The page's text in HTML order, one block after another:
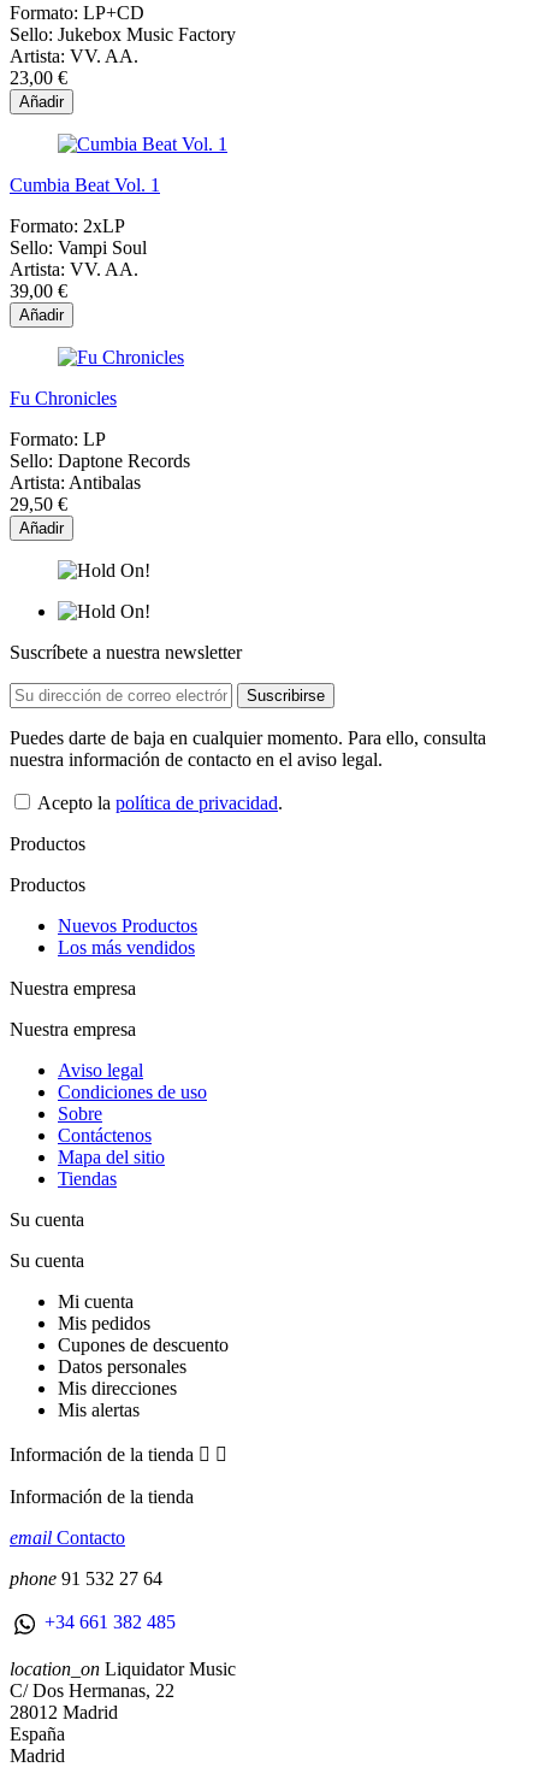
Formato: LP+CD
Sello: Jukebox Music Factory
Artista: VV. AA.
23,00 €
Añadir
Cumbia Beat Vol. 1
Formato: 2xLP
Sello: Vampi Soul
Artista: VV. AA.
39,00 €
Añadir
Fu Chronicles
Formato: LP
Sello: Daptone Records
Artista: Antibalas
29,50 €
Añadir
Suscríbete a nuestra newsletter
Puedes darte de baja en cualquier momento. Para ello, consulta
nuestra información de contacto en el aviso legal.
Acepto la política de privacidad.
Productos
Productos
Nuevos Productos
Los más vendidos
Nuestra empresa
Nuestra empresa
Aviso legal
Condiciones de uso
Sobre
Contáctenos
Mapa del sitio
Tiendas
Su cuenta
Su cuenta
Mi cuenta
Mis pedidos
Cupones de descuento
Datos personales
Mis direcciones
Mis alertas
Información de la tienda  
Información de la tienda
email Contacto
phone 91 532 27 64
+34 661 382 485
location_on Liquidator Music
C/ Dos Hermanas, 22
28012 Madrid
España
Madrid